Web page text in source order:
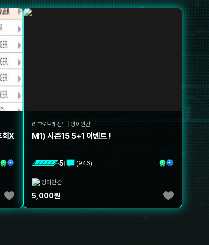
회X
리그오브레전드| 잉이인간
M1) 시즌15 5+1 이벤트 !
5| (946)
잉이인간
5,000원